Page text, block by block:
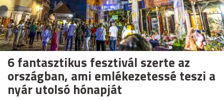
6 fantasztikus fesztivál szerte az
országban, ami emlékezetessé teszi a
nyár utolsó hónapját